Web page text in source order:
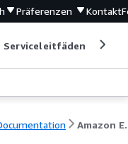
Präferenzen Kontakt
Serviceleitfäden